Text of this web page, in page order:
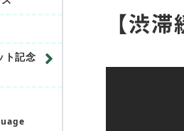
ト記念
【渋